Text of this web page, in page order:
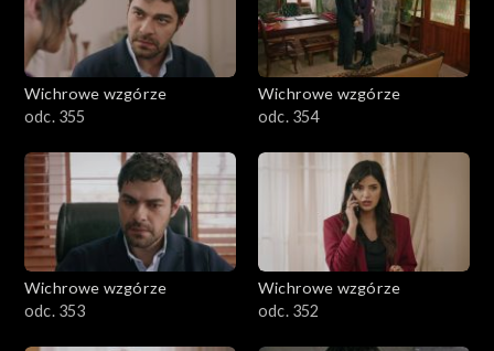
Wichrowe wzgórze
odc. 355
Wichrowe wzgórze
odc. 354
Wichrowe wzgórze
odc. 353
Wichrowe wzgórze
odc. 352